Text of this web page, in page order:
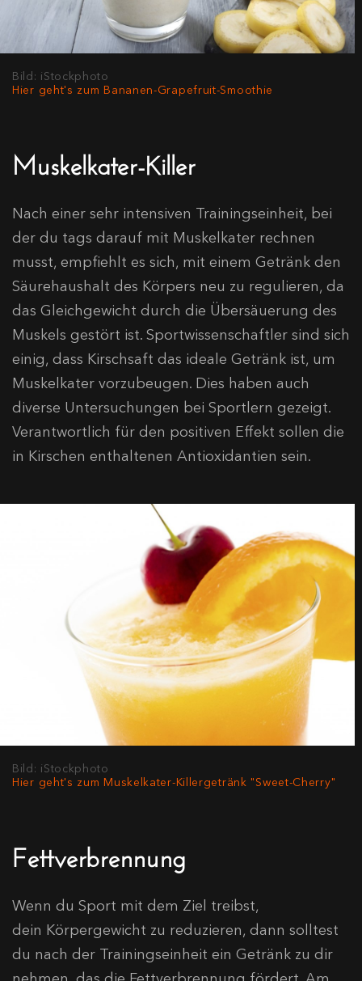
Bild: iStockphoto
Hier geht's zum Bananen-Grapefruit-Smoothie
Muskelkater-Killer
Nach einer sehr intensiven Trainingseinheit, bei
der du tags darauf mit Muskelkater rechnen
musst, empfiehlt es sich, mit einem Getränk den
Säurehaushalt des Körpers neu zu regulieren, da
das Gleichgewicht durch die Übersäuerung des
Muskels gestört ist. Sportwissenschaftler sind sich
einig, dass Kirschsaft das ideale Getränk ist, um
Muskelkater vorzubeugen. Dies haben auch
diverse Untersuchungen bei Sportlern gezeigt.
Verantwortlich für den positiven Effekt sollen die
in Kirschen enthaltenen Antioxidantien sein.
Bild: iStockphoto
Hier geht's zum Muskelkater-Killergetränk "Sweet-Cherry"
Fettverbrennung
Wenn du Sport mit dem Ziel treibst,
dein Körpergewicht zu reduzieren, dann solltest
du nach der Trainingseinheit ein Getränk zu dir